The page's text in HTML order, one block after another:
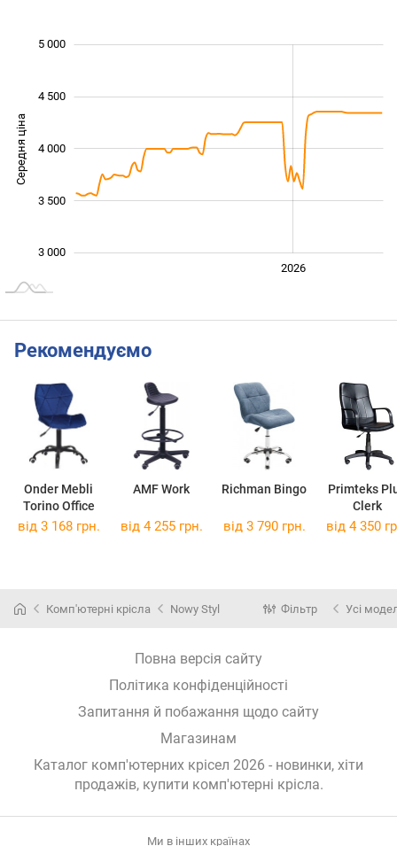
Середня ціна 3 000
3 000
5 000
4 000
4 500
3 500
2026
Рекомендуємо
Onder Mebli
Torino Office
AMF Work Richman Bingo
Primteks
Clerk
від 3 168 грн. від 4 255 грн. від 3 790 грн. від 4 350
Комп'ютерні крісла Nowy Styl Фільтр Усі
Повна версія сайту
Політика конфіденційності
Запитання й побажання щодо сайту
Магазинам
Каталог комп'ютерних крісел 2026 - новинки, хіти
продажів, купити комп'ютерні крісла.
Ми в інших країнах